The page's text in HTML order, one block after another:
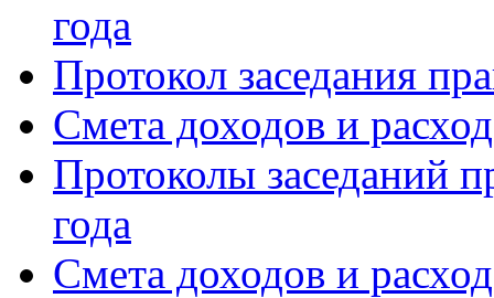
года
Протокол заседания
Смета доходов и
Протоколы заседаний
года
Смета доходов и